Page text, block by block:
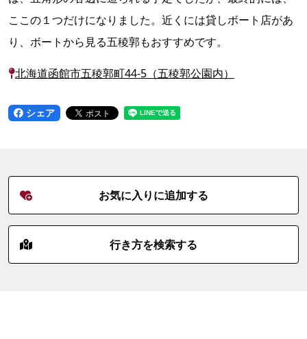
ここの１つだけになりました。近くには貸しボート店があ
り、ボートから見る五稜郭もおすすめです。
北海道函館市五稜郭町44-5（五稜郭公園内）
シェア
お気に入りに追加する
行き方を検索する